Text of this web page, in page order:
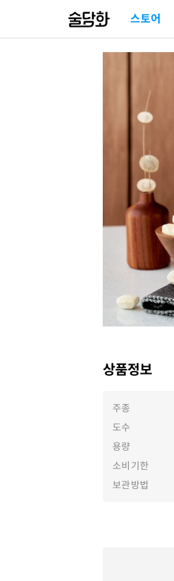
스토어
상품정보
주종
도수
용량
소비기한
보관방법